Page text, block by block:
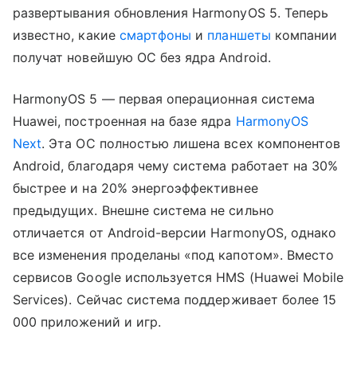
развертывания обновления HarmonyOS 5. Теперь
известно, какие смартфоны и планшеты компании
получат новейшую ОС без ядра Android.
HarmonyOS 5 — первая операционная система
Huawei, построенная на базе ядра HarmonyOS
Next. Эта ОС полностью лишена всех компонентов
Android, благодаря чему система работает на 30%
быстрее и на 20% энергоэффективнее
предыдущих. Внешне система не сильно
отличается от Android-версии HarmonyOS, однако
все изменения проделаны «под капотом». Вместо
сервисов Google используется HMS (Huawei Mobile
Services). Сейчас система поддерживает более 15
000 приложений и игр.